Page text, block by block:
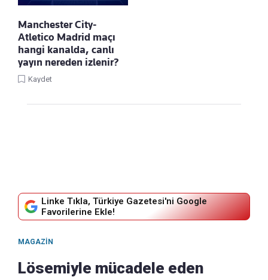
Manchester City-
Atletico Madrid maçı
hangi kanalda, canlı
yayın nereden izlenir?
Kaydet
Linke Tıkla, Türkiye Gazetesi'ni Google
Favorilerine Ekle!
MAGAZIN
Lösemiyle mücadele eden